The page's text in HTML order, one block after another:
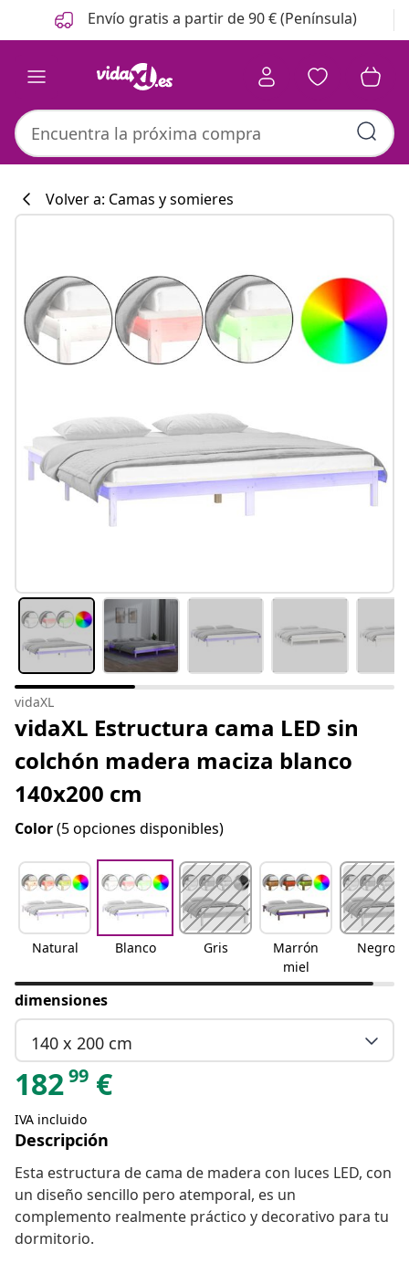
Anterior
Siguiente Envío gratis a partir de 90 € (Península)
#sharemevidaxl
Volver a: Camas y somieres
vidaXL
vidaXL Estructura cama LED sin
colchón madera maciza blanco
140x200 cm
Color(5 opciones disponibles)
Natural Blanco Gris
Marrón
miel
Negro
dimensiones
140 x 200 cm
18299 €
IVA incluido
Descripción
Esta estructura de cama de madera con luces LED, con
un diseño sencillo pero atemporal, es un
complemento realmente práctico y decorativo para tu
dormitorio.